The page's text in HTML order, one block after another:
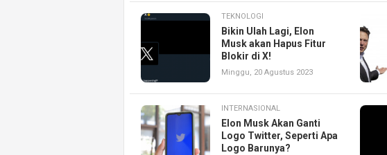
TEKNOLOGI
Bikin Ulah Lagi, Elon
Musk akan Hapus Fitur
Blokir di X!
Minggu, 20 Agustus 2023
INTERNASIONAL
Elon Musk Akan Ganti
Logo Twitter, Seperti Apa
Logo Barunya?